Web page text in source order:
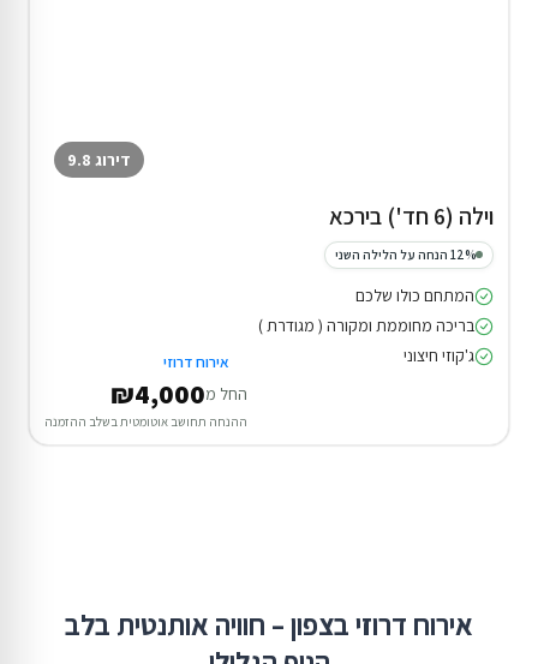
דירוג 9.8
וילה (6 חד') בירכא
12% הנחה על הלילה השני
המתחם כולו שלכם
בריכה מחוממת ומקורה ( מגודרת )
ג'קוזי חיצוני
אירוח דרוזי
החל מ₪4,000
ההנחה תחושב אוטומטית בשלב ההזמנה
אירוח דרוזי בצפון – חוויה אותנטית בלב